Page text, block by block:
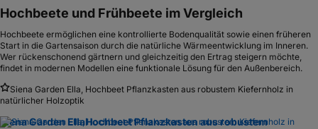
Hochbeete und Frühbeete im Vergleich
Hochbeete ermöglichen eine kontrollierte Bodenqualität sowie einen früheren
Start in die Gartensaison durch die natürliche Wärmeentwicklung im Inneren.
Wer rückenschonend gärtnern und gleichzeitig den Ertrag steigern möchte,
findet in modernen Modellen eine funktionale Lösung für den Außenbereich.
Siena Garden Ella, Hochbeet Pflanzkasten aus robustem Kiefernholz in
natürlicher Holzoptik
Siena Garden EllaHochbeet Pflanzkasten aus robustem